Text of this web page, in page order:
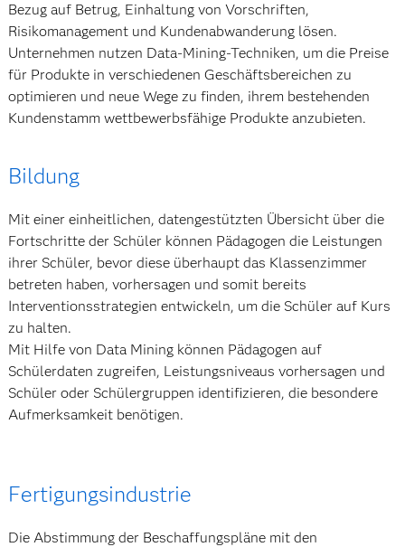
Bezug auf Betrug, Einhaltung von Vorschriften,
Risikomanagement und Kundenabwanderung lösen.
Unternehmen nutzen Data-Mining-Techniken, um die Preise
für Produkte in verschiedenen Geschäftsbereichen zu
optimieren und neue Wege zu finden, ihrem bestehenden
Kundenstamm wettbewerbsfähige Produkte anzubieten.
Bildung
Mit einer einheitlichen, datengestützten Übersicht über die
Fortschritte der Schüler können Pädagogen die Leistungen
ihrer Schüler, bevor diese überhaupt das Klassenzimmer
betreten haben, vorhersagen und somit bereits
Interventionsstrategien entwickeln, um die Schüler auf Kurs
zu halten.
Mit Hilfe von Data Mining können Pädagogen auf
Schülerdaten zugreifen, Leistungsniveaus vorhersagen und
Schüler oder Schülergruppen identifizieren, die besondere
Aufmerksamkeit benötigen.
Fertigungsindustrie
Die Abstimmung der Beschaffungspläne mit den